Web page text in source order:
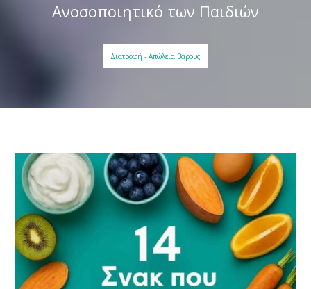
Ανοσοποιητικό των Παιδιών
Διατροφή - Απώλεια βάρους